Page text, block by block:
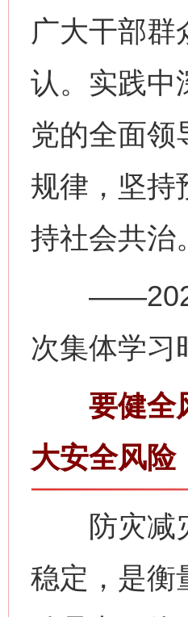
广大干部群
认。实践中
党的全面领
规律，坚持
持社会共治。
——2026
次集体学习
要健全风
大安全风险
防灾减灾
稳定，是衡